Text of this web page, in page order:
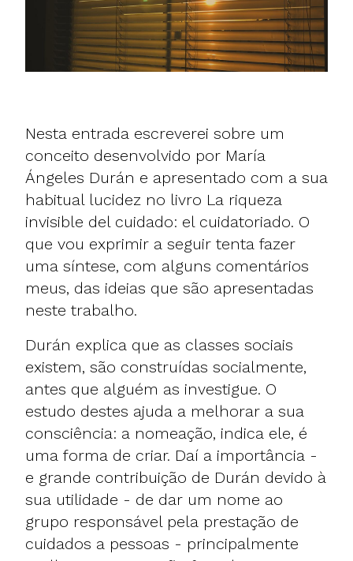
Nesta entrada escreverei sobre um
conceito desenvolvido por María
Ángeles Durán e apresentado com a sua
habitual lucidez no livro La riqueza
invisible del cuidado: el cuidatoriado. O
que vou exprimir a seguir tenta fazer
uma síntese, com alguns comentários
meus, das ideias que são apresentadas
neste trabalho.
Durán explica que as classes sociais
existem, são construídas socialmente,
antes que alguém as investigue. O
estudo destes ajuda a melhorar a sua
consciência: a nomeação, indica ele, é
uma forma de criar. Daí a importância -
e grande contribuição de Durán devido à
sua utilidade - de dar um nome ao
grupo responsável pela prestação de
cuidados a pessoas - principalmente